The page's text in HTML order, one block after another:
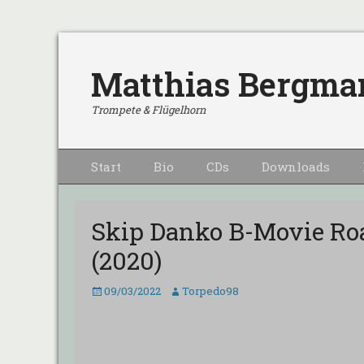
Matthias
Trompete & Flügelhorn
Primärmenu
zum
Start Bio CDs Downloads
Skip Danko B-Movie
(2020)
Veröffentlicht
09/03/2022 Autor
Torpedo98